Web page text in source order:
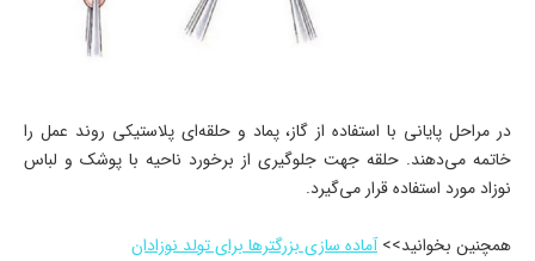
در مراحل پایانی با استفاده از گاز، پماد و حلقه‌ای پلاستیکی روند عمل را
خاتمه می‌دهند. حلقه جهت جلوگیری از برخورد ناحیه با پوشک و لباس
نوزاد مورد استفاده قرار می‌گیرد.
همچنین بخوانید>>آماده سازی بزرگترها برای تولد نوزادان